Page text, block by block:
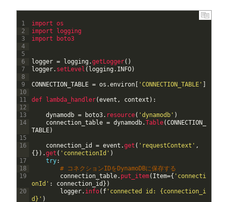
1
2
3
4
5
6
7
8
9
10
11
12
13
14
15
16
17
18
19
20
import os
import
logging
import
boto3
logger = logging .getLogger( )
logger. setLevel ( logging . INFO)
CONNECTION_TABLE = os .environ 'CONNECTION_TABLE'
def lambda_handler(event , context ) :
dynamodb = boto3. resource( 'dynamodb' )
connection_table = dynamodb.Table(CONNECTION_
TABLE)
connection_id = event .get ( 'requestContext' ,
{ } ) .get ( 'connectionId' )
try:
# コネクションIDをDynamoDBに保存する
connection_table. put_item( Item={ 'connecti
onId' : connection_id } )
logger. info( f 'connected id: {connection_i
d}' )